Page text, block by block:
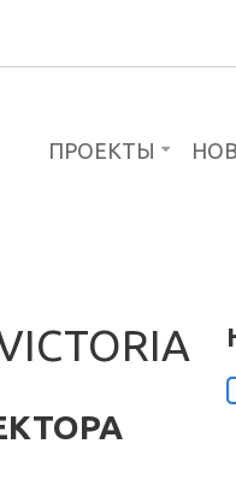
ПРОЕКТЫ